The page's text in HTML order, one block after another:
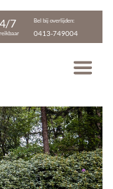
7 Bel bij overlijden:
0413-749004